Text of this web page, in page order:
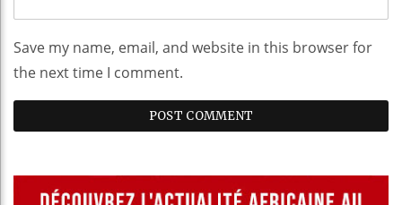
Save my name, email, and website in this browser for
the next time I comment.